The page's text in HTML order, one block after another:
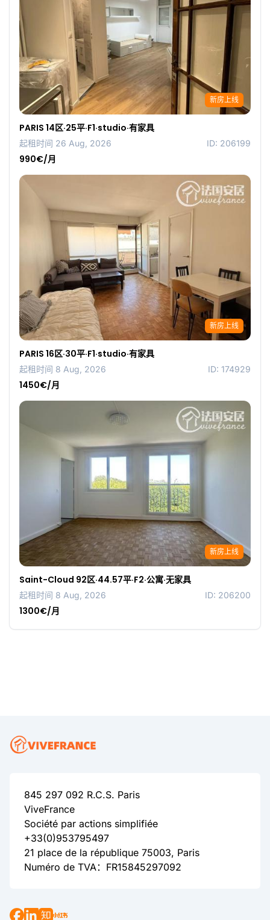
新房上线
PARIS 14区·25平·F1·studio·有家具
起租时间 26 Aug, 2026 ID: 206199
990€/月
新房上线
PARIS 16区·30平·F1·studio·有家具
起租时间 8 Aug, 2026 ID: 174929
1450€/月
新房上线
Saint-Cloud 92区·44.57平·F2·公寓·无家具
起租时间 8 Aug, 2026 ID: 206200
1300€/月
845 297 092 R.C.S. Paris
ViveFrance
Société par actions simplifiée
+33(0)953795497
21 place de la république 75003, Paris
Numéro de TVA：FR15845297092